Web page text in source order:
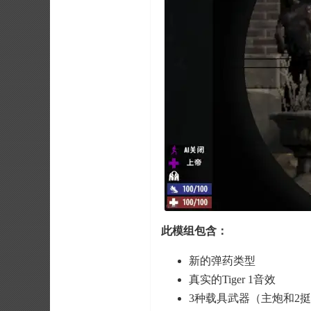
此模组包含：
新的弹药类型
真实的Tiger 1音效
3种载具武器（主炮和2